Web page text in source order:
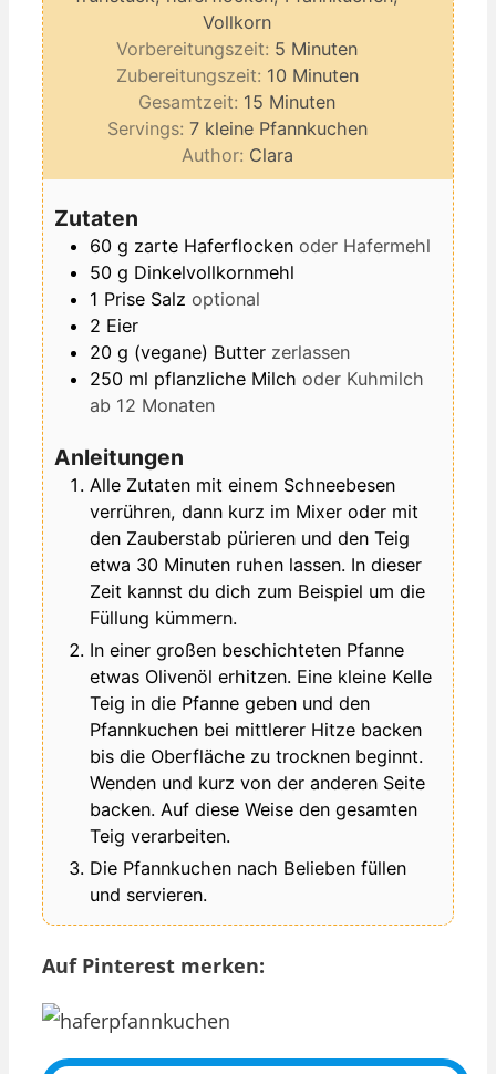
Vollkorn
Vorbereitungszeit: 5 Minuten
Minuten
Zubereitungszeit: 10Minuten
Minuten
Gesamtzeit: 15 Minuten
Minuten
Servings: 7 kleine Pfannkuchen
Author: Clara
Zutaten
60 g zarte Haferflocken oder Hafermehl
50 g Dinkelvollkornmehl
1 Prise Salz optional
2 Eier
20 g (vegane) Butter zerlassen
250 ml pflanzliche Milch oder Kuhmilch
ab 12 Monaten
Anleitungen
Alle Zutaten mit einem Schneebesen
verrühren, dann kurz im Mixer oder mit
den Zauberstab pürieren und den Teig
etwa 30 Minuten ruhen lassen. In dieser
Zeit kannst du dich zum Beispiel um die
Füllung kümmern.
In einer großen beschichteten Pfanne
etwas Olivenöl erhitzen. Eine kleine Kelle
Teig in die Pfanne geben und den
Pfannkuchen bei mittlerer Hitze backen
bis die Oberfläche zu trocknen beginnt.
Wenden und kurz von der anderen Seite
backen. Auf diese Weise den gesamten
Teig verarbeiten.
Die Pfannkuchen nach Belieben füllen
und servieren.
Auf Pinterest merken: